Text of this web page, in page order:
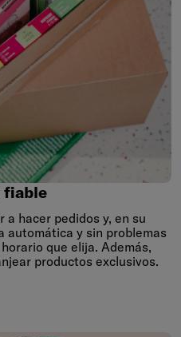
fiable
a hacer pedidos y, en su
automática y sin problemas
que elija. Además,
productos exclusivos.